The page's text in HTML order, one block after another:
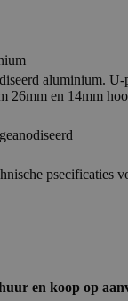
aluminium.
26mm en 14mm
psecificaties
en koop op